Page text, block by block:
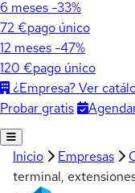
6 meses -33%
72 €pago único
12 meses -47%
120 €pago único
¿Empresa? Ver
Probar gratis
Inicio Empresas
terminal,